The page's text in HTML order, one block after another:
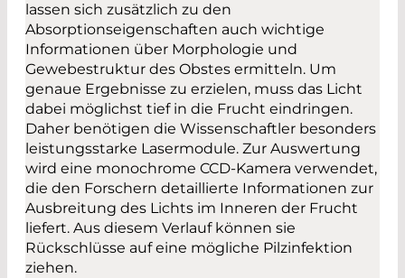
lassen sich zusätzlich zu den
Absorptionseigenschaften auch wichtige
Informationen über Morphologie und
Gewebestruktur des Obstes ermitteln. Um
genaue Ergebnisse zu erzielen, muss das Licht
dabei möglichst tief in die Frucht eindringen.
Daher benötigen die Wissenschaftler besonders
leistungsstarke Lasermodule. Zur Auswertung
wird eine monochrome CCD-Kamera verwendet,
die den Forschern detaillierte Informationen zur
Ausbreitung des Lichts im Inneren der Frucht
liefert. Aus diesem Verlauf können sie
Rückschlüsse auf eine mögliche Pilzinfektion
ziehen.